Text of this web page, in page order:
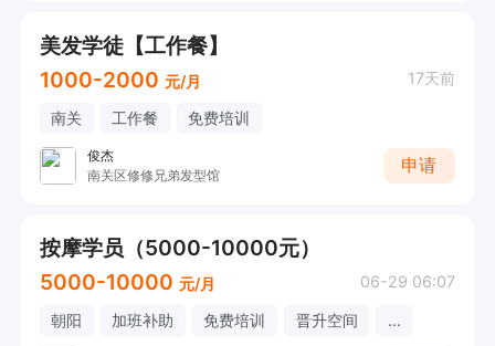
美发学徒【工作餐】
1000-2000 元/月 17天前
南关 工作餐 免费培训
俊杰
南关区修修兄弟发型馆
申请
按摩学员（5000-10000元）
5000-10000 元/月 06-29 06:07
朝阳 加班补助 免费培训 晋升空间 ...